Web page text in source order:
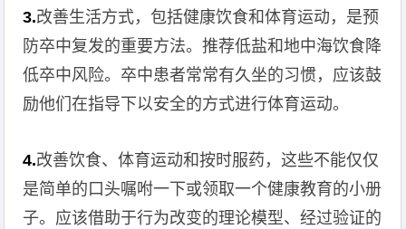
3.改善生活方式，包括健康饮食和体育运动，是预
防卒中复发的重要方法。推荐低盐和地中海饮食降
低卒中风险。卒中患者常常有久坐的习惯，应该鼓
励他们在指导下以安全的方式进行体育运动。
4.改善饮食、体育运动和按时服药，这些不能仅仅
是简单的口头嘱咐一下或领取一个健康教育的小册
子。应该借助于行为改变的理论模型、经过验证的